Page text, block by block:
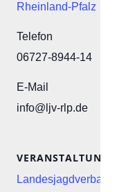
Rheinland-Pfalz
Telefon
06727-8944-14
E-Mail
info@ljv-rlp.de
Landesjagdverband